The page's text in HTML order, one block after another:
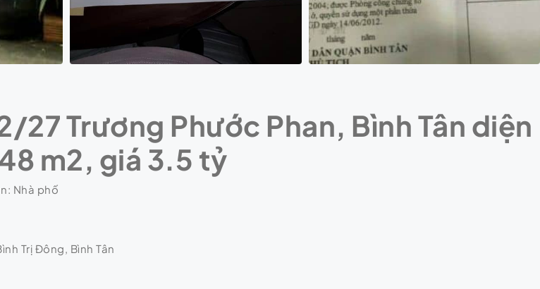
27 Trương Phước Phan, Bình Tân diện
m2, giá 3.5 tỷ
Nhà phố
Trị Đông, Bình Tân